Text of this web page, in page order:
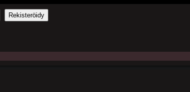
Rekisteröidy